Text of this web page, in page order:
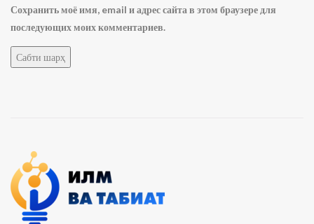
Сохранить моё имя, email и адрес сайта в этом браузере для
последующих моих комментариев.